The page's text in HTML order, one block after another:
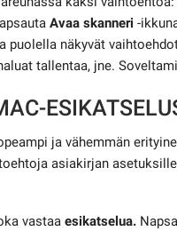
Avaa skanneri -
puolella näkyvät
tallentaa, jne.
ja vähemmän
asiakirjan
vastaa esikatselua.